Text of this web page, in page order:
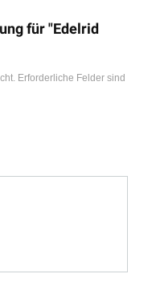
für "Edelrid
Erforderliche Felder sind